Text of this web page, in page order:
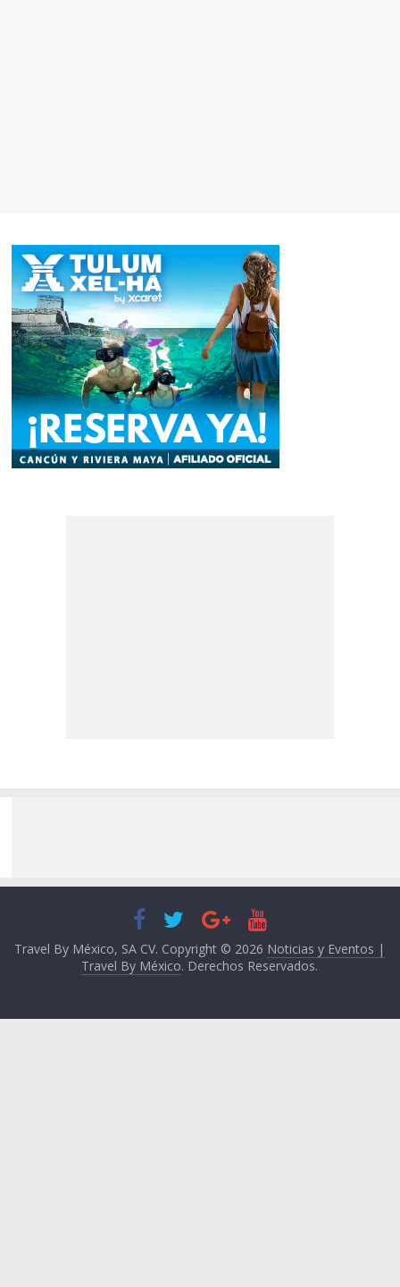
Travel By México, SA CV. Copyright © 2026 Noticias y Eventos |
Travel By México. Derechos Reservados.